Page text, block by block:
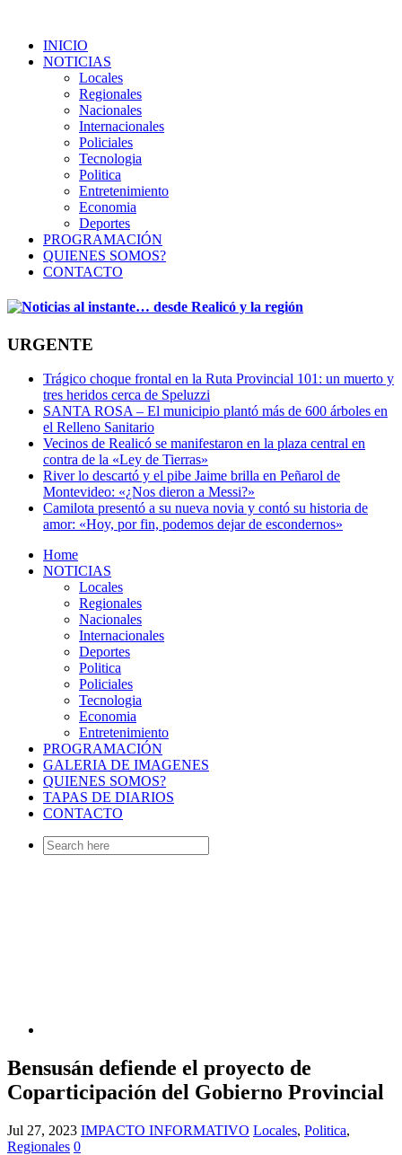
INICIO
NOTICIAS
Locales
Regionales
Nacionales
Internacionales
Policiales
Tecnologia
Politica
Entretenimiento
Economia
Deportes
PROGRAMACIÓN
QUIENES SOMOS?
CONTACTO
URGENTE
Trágico choque frontal en la Ruta Provincial 101: un muerto y
tres heridos cerca de Speluzzi
SANTA ROSA – El municipio plantó más de 600 árboles en
el Relleno Sanitario
Vecinos de Realicó se manifestaron en la plaza central en
contra de la «Ley de Tierras»
River lo descartó y el pibe Jaime brilla en Peñarol de
Montevideo: «¿Nos dieron a Messi?»
Camilota presentó a su nueva novia y contó su historia de
amor: «Hoy, por fin, podemos dejar de escondernos»
Home
NOTICIAS
Locales
Regionales
Nacionales
Internacionales
Deportes
Politica
Policiales
Tecnologia
Economia
Entretenimiento
PROGRAMACIÓN
GALERIA DE IMAGENES
QUIENES SOMOS?
TAPAS DE DIARIOS
CONTACTO
Search
for:
Bensusán defiende el proyecto de
Coparticipación del Gobierno Provincial
Jul 27, 2023 IMPACTO INFORMATIVO Locales, Politica,
Regionales 0